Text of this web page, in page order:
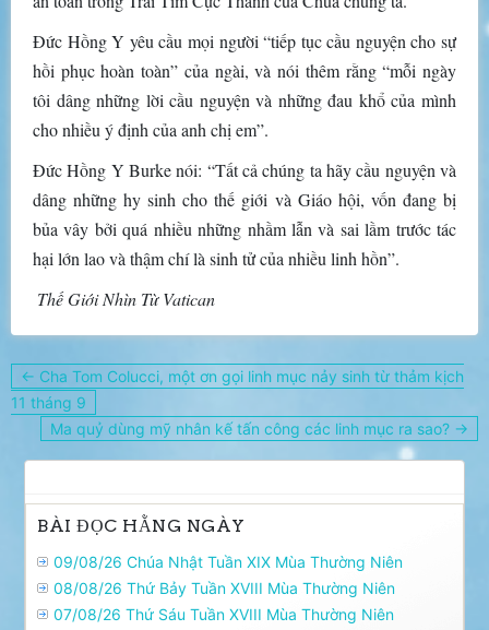
Đức Hồng Y yêu cầu mọi người “tiếp tục cầu nguyện cho sự
hồi phục hoàn toàn” của ngài, và nói thêm rằng “mỗi ngày
tôi dâng những lời cầu nguyện và những đau khổ của mình
cho nhiều ý định của anh chị em”.
Đức Hồng Y Burke nói: “Tất cả chúng ta hãy cầu nguyện và
dâng những hy sinh cho thế giới và Giáo hội, vốn đang bị
bủa vây bởi quá nhiều những nhầm lẫn và sai lầm trước tác
hại lớn lao và thậm chí là sinh tử của nhiều linh hồn”.
Thế Giới Nhìn Từ Vatican
Điều
hướng
bài
viết
← Cha Tom Colucci, một ơn gọi linh mục nảy sinh từ thảm kịch
11 tháng 9
Ma quỷ dùng mỹ nhân kế tấn công các linh mục ra sao? →
BÀI ĐỌC HẰNG NGÀY
09/08/26 Chúa Nhật Tuần XIX Mùa Thường Niên
08/08/26 Thứ Bảy Tuần XVIII Mùa Thường Niên
07/08/26 Thứ Sáu Tuần XVIII Mùa Thường Niên